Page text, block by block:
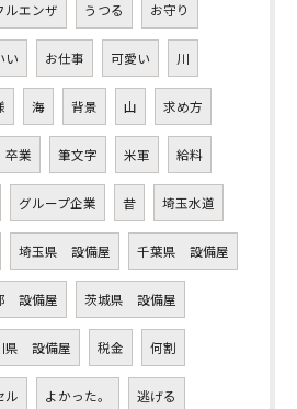
ルエンザ うつる お守り
い お仕事 可愛い 川
海 背景 山 求め方
卒業 筆文字 米軍 給料
グループ企業 昔 埼玉水道
埼玉県 設備屋 千葉県 設備屋
設備屋 茨城県 設備屋
県 設備屋 税金 何割
ル よかった。 逃げる